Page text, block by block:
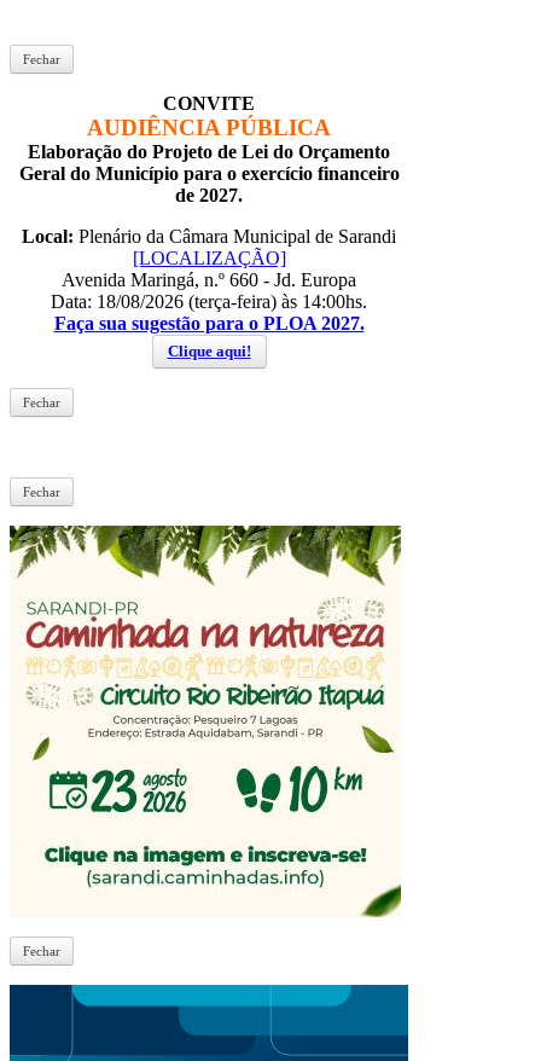
Fechar
CONVITE
AUDIÊNCIA PÚBLICA
Elaboração do Projeto de Lei do Orçamento
Geral do Município para o exercício financeiro
de 2027.
Local: Plenário da Câmara Municipal de Sarandi
[LOCALIZAÇÃO]
Avenida Maringá, n.º 660 - Jd. Europa
Data: 18/08/2026 (terça-feira) às 14:00hs.
Faça sua sugestão para o PLOA 2027.
Clique aqui!
Fechar
Fechar
Fechar